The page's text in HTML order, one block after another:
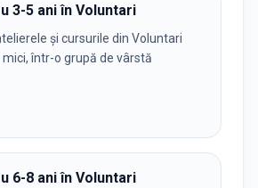
3-5 ani în Voluntari
și cursurile din Voluntari
într-o grupă de vârstă
6-8 ani în Voluntari